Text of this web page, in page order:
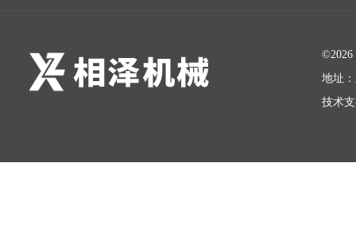
地址
技术